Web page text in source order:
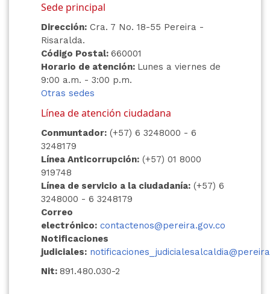
Sede principal
Dirección:Cra. 7 No. 18-55 Pereira -
Risaralda.
Código Postal: 660001
Horario de atención: Lunes a viernes de
9:00 a.m. - 3:00 p.m.
Otras sedes
Línea de atención ciudadana
Conmuntador:(+57) 6 3248000 - 6
3248179
Línea Anticorrupción:(+57) 01 8000
919748
Línea de servicio a la ciudadanía:(+57) 6
3248000 - 6 3248179
Correo
electrónico: contactenos@pereira.gov.co
Notificaciones
judiciales:
Nit: 891.480.030-2